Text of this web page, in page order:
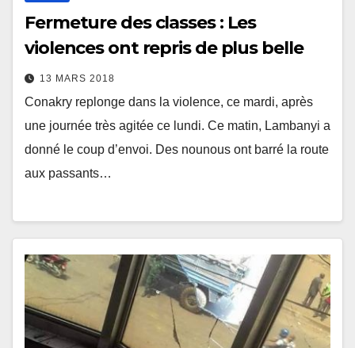
Fermeture des classes : Les
violences ont repris de plus belle
13 MARS 2018
Conakry replonge dans la violence, ce mardi, après
une journée très agitée ce lundi. Ce matin, Lambanyi a
donné le coup d’envoi. Des nounous ont barré la route
aux passants…